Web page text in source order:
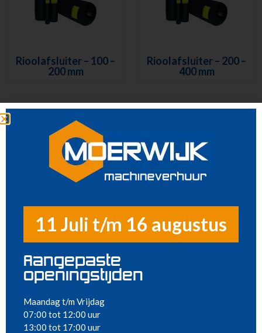
Houtbewerking
Beton en steenbewerking
Straten maken
Vlakzuigpompen
Benzine pompen
Rioolafsluiters
Steigers en Ladders
Klimaatbeheersing
Metaalbewerking
Diversen
Nieuw in ons assortiment
Meest gehuurd
Rioolafsluiter – 100 –
200 mm
Rioolafsluiter – 200 –
400 mm
Rioolafsluiter – 300 –
Rioolafsluiter – 500 –
11 Juli t/m 16 augustus
Aangepaste
openingstijden
Maandag t/m Vrijdag
07:00 tot 12:00 uur
13:00 tot 17:00 uur